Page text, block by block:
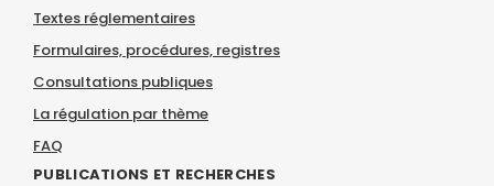
Textes réglementaires
Formulaires, procédures, registres
Consultations publiques
La régulation par thème
FAQ
PUBLICATIONS ET RECHERCHES